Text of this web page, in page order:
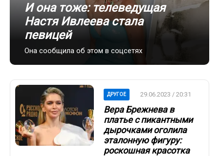
И она тоже: телеведущая
Настя Ивлеева стала
певицей
Она сообщила об этом в соцсетях
ДРУГОЕ 29.06.2023 / 20:31
Вера Брежнева в
платье с пикантными
дырочками оголила
эталонную фигуру:
роскошная красотка